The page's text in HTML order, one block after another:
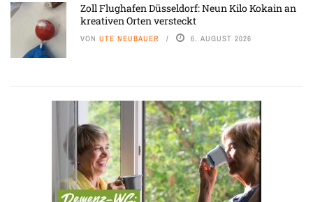
Zoll Flughafen Düsseldorf: Neun Kilo Kokain an
kreativen Orten versteckt
VON UTE NEUBAUER 6. AUGUST 2026